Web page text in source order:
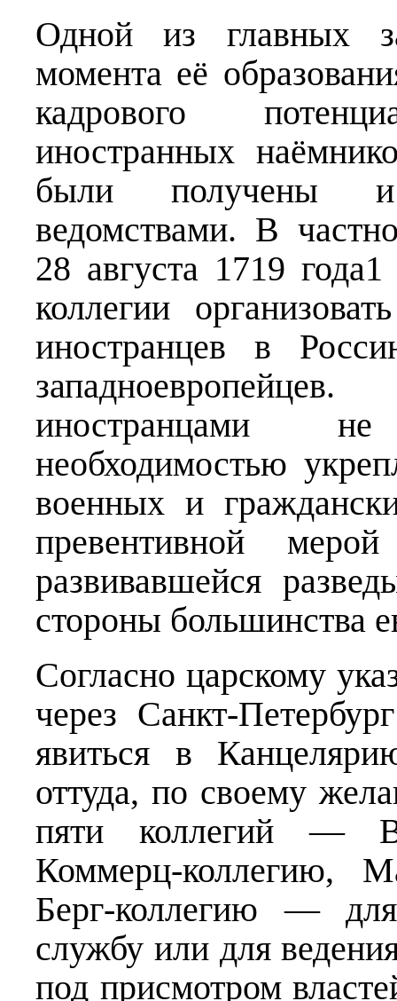
Одной из главных
момента её
кадрового
иностранных
были получены и
ведомствами. В
28 августа 1719
коллегии
иностранцев в
иностранцами
необходимостью
военных и
превентивной
развивавшейся
стороны большинства
Согласно царскому
через Санкт-
явиться в
оттуда, по своему
пяти коллегий —
Коммерц-коллегию,
Берг-коллегию —
службу или для
под присмотром